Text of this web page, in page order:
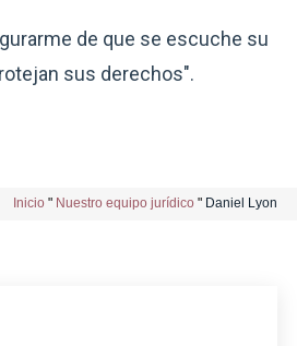
de que se escuche su
sus derechos".
Inicio " Nuestro equipo jurídico " Daniel Lyon